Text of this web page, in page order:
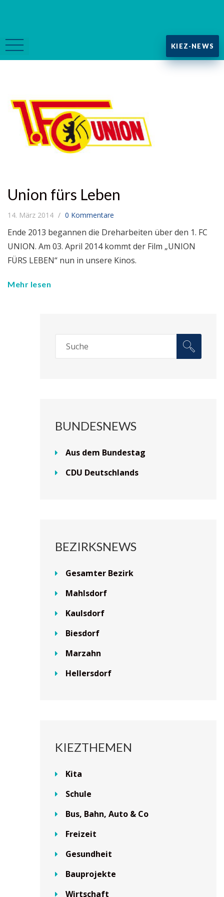
KIEZ-NEWS
Union fürs Leben
14. März 2014 0 Kommentare
Ende 2013 begannen die Dreharbeiten über den 1. FC
UNION. Am 03. April 2014 kommt der Film „UNION
FÜRS LEBEN“ nun in unsere Kinos.
Mehr lesen
BUNDESNEWS
Aus dem Bundestag
CDU Deutschlands
BEZIRKSNEWS
Gesamter Bezirk
Mahlsdorf
Kaulsdorf
Biesdorf
Marzahn
Hellersdorf
KIEZTHEMEN
Kita
Schule
Bus, Bahn, Auto & Co
Freizeit
Gesundheit
Bauprojekte
Wirtschaft